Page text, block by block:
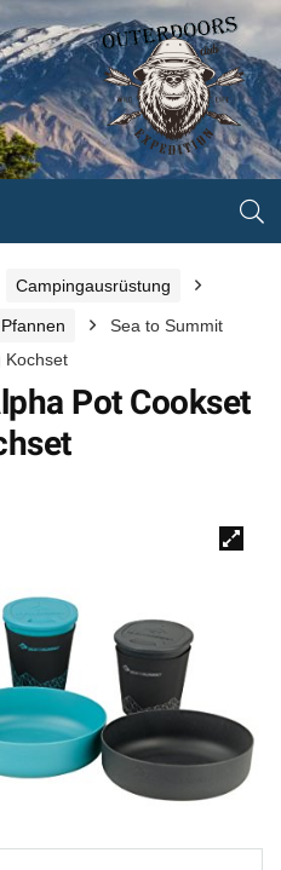
Campingausrüstung
Sea to Summit
Kochset
Pot Cookset